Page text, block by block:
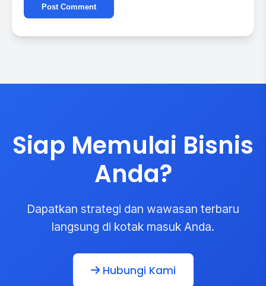
Siap Memulai Bisnis
Anda?
Dapatkan strategi dan wawasan terbaru
langsung di kotak masuk Anda.
Hubungi Kami